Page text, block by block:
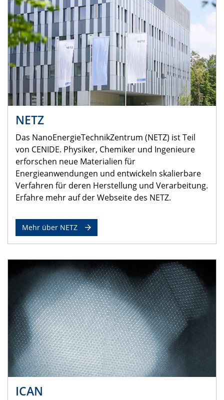
NETZ
Das NanoEnergieTechnikZentrum (NETZ) ist Teil
von CENIDE. Physiker, Chemiker und Ingenieure
erforschen neue Materialien für
Energieanwendungen und entwickeln skalierbare
Verfahren für deren Herstellung und Verarbeitung.
Erfahre mehr auf der Webseite des NETZ.
Mehr über NETZ
ICAN